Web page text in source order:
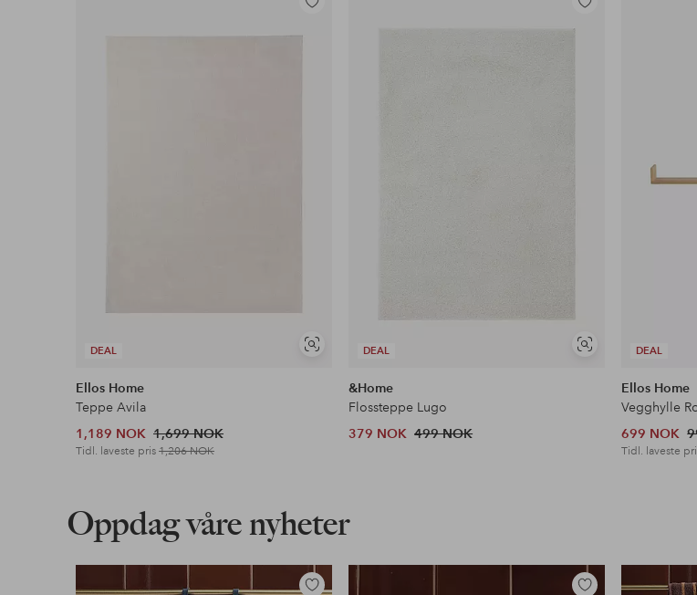
DEAL
Vis
Legg
Ellos Home
Teppe Avila
1,189 NOK 1,699 NOK
Tidl. laveste pris1,206 NOK
DEAL
Vis
Legg
til
&Home
Flossteppe Lugo
379 NOK 499 NOK
DEAL
Ellos Home
Vegghylle
699 NOK
Tidl. laveste
Oppdag våre nyheter